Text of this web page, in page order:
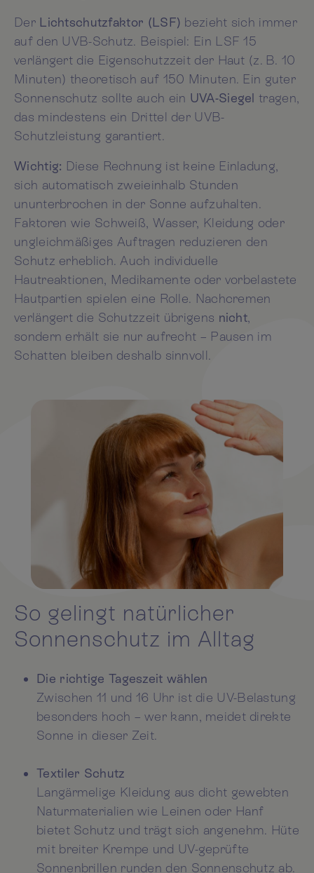
Der Lichtschutzfaktor (LSF) bezieht sich immer
auf den UVB-Schutz. Beispiel: Ein LSF 15
verlängert die Eigenschutzzeit der Haut (z. B. 10
Minuten) theoretisch auf 150 Minuten. Ein guter
Sonnenschutz sollte auch ein UVA-Siegel tragen,
das mindestens ein Drittel der UVB-
Schutzleistung garantiert.
Wichtig: Diese Rechnung ist keine Einladung,
sich automatisch zweieinhalb Stunden
ununterbrochen in der Sonne aufzuhalten.
Faktoren wie Schweiß, Wasser, Kleidung oder
ungleichmäßiges Auftragen reduzieren den
Schutz erheblich. Auch individuelle
Hautreaktionen, Medikamente oder vorbelastete
Hautpartien spielen eine Rolle. Nachcremen
verlängert die Schutzzeit übrigens nicht
sondern erhält sie nur aufrecht – Pausen im
Schatten bleiben deshalb sinnvoll.
So gelingt natürlicher
Sonnenschutz im Alltag
Die richtige Tageszeit wählen
Zwischen 11 und 16 Uhr ist die UV-Belastung
besonders hoch – wer kann, meidet direkte
Sonne in dieser Zeit.
Textiler Schutz
Langärmelige Kleidung aus dicht gewebten
Naturmaterialien wie Leinen oder Hanf
bietet Schutz und trägt sich angenehm. Hüte
mit breiter Krempe und UV-geprüfte
Sonnenbrillen runden den Sonnenschutz ab.